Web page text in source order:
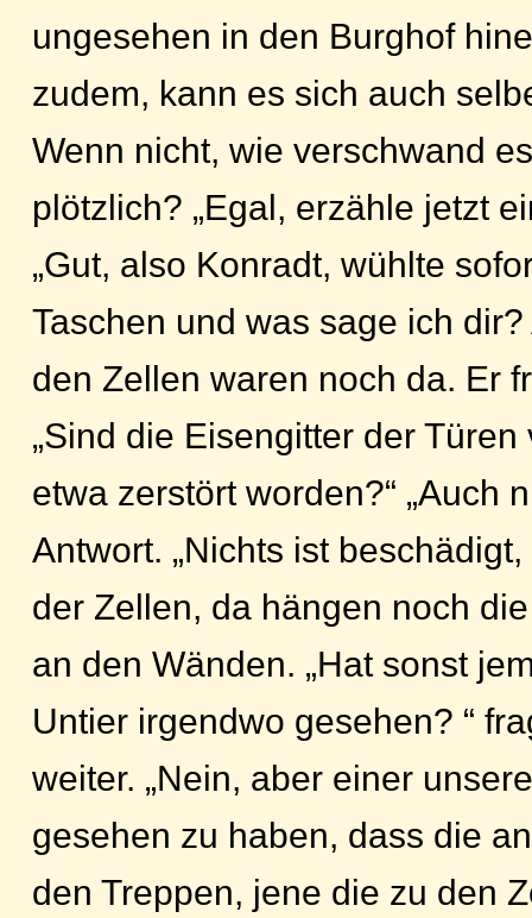
ungesehen in den Burghof
zudem, kann es sich auch
Wenn nicht, wie verschwand
plötzlich? „Egal, erzähle jetzt
„Gut, also Konradt, wühlte
Taschen und was sage ich
den Zellen waren noch da. Er
„Sind die Eisengitter der
etwa zerstört worden?“ „Auch
Antwort. „Nichts ist
der Zellen, da hängen noch
an den Wänden. „Hat sonst
Untier irgendwo gesehen? “
weiter. „Nein, aber einer
gesehen zu haben, dass die
den Treppen, jene die zu den